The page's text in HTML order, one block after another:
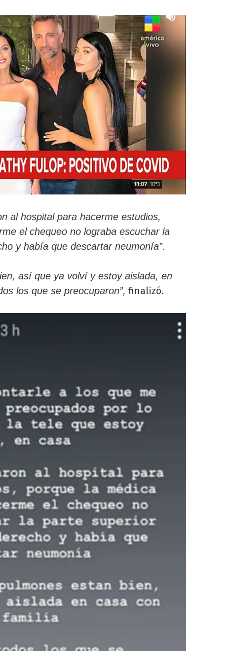
al hospital para hacerme estudios,
el chequeo no lograba escuchar la
y había que descartar neumonía”.
así que ya volví y estoy aislada, en
los que se preocuparon”, finalizó.